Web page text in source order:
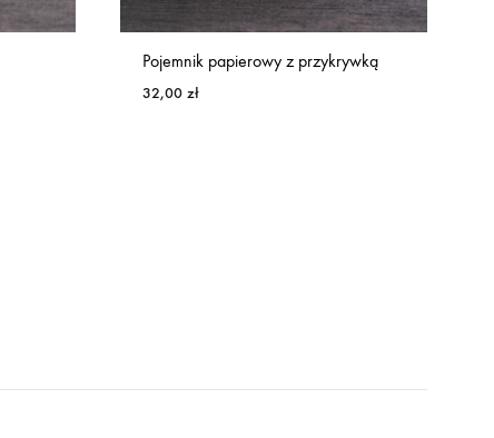
Pojemnik papierowy z przykrywką
32,00 zł